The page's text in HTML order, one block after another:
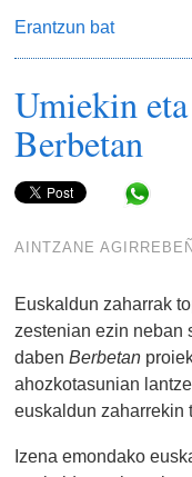
Erantzun bat
Umiekin
Berbetan
AINTZANE
Euskaldun zaharrak
zestenian ezin neban
dabenBerbetan
ahozkotasunian
euskaldun zaharrekin
Izena emondako